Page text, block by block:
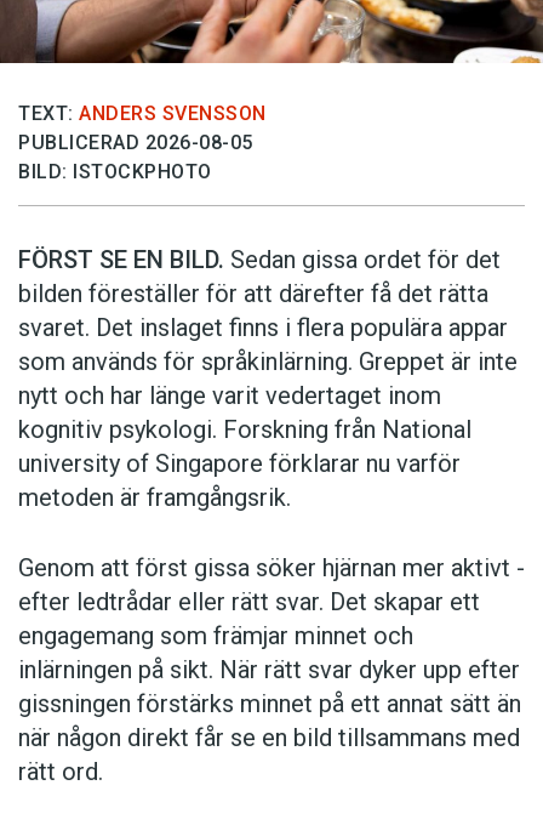
Cambridge 2009).
Bröderna Lejonhjärta(1973),
Sunnanäng(1959)
Göran Stenberg:Döden dikterar(1998)
Erik Johan Stagnelius: ”Till natten” urDikter i urval
(1988)
H. A. Brorson: ”Jag går mot döden var jag går”,
psalm 619 iSvensk psalmbok
Eddan . De nordiska guda- och hjältesångerna
(1994)
astridlindgren.se
Fyra frågor till Anna Vogel
Nu är våren här – och du skriver om döden.
Varför just nu?
TEXT: ANDERS SVENSSON
PUBLICERAD 2026-08-05
BILD: ISTOCKPHOTO
FÖRST SE EN BILD. Sedan gissa ordet för det
bilden föreställer för att därefter få det rätta
svaret. Det inslaget finns i flera populära appar
som används för språkinlärning. Greppet är inte
nytt och har länge varit vedertaget inom
kognitiv psykologi. Forskning från National
university of Singa­pore förklarar nu varför
metoden är framgångsrik.
Genom att först gissa ­söker hjärnan mer aktivt ­
efter ledtrådar eller rätt svar. Det skapar ett
engagemang som främjar minnet och
inlärningen på sikt. När rätt svar dyker upp efter
gissningen förstärks minnet på ett annat sätt än
när någon direkt får se en bild tillsammans med
rätt ord.